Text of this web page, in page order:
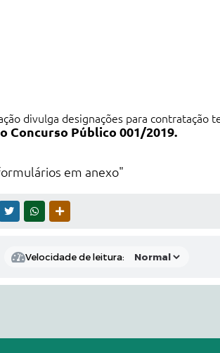
divulga designações para contratação
Concurso Público 001/2019.
em anexo"
TWITTERWHATSAPP
Velocidade de leitura: